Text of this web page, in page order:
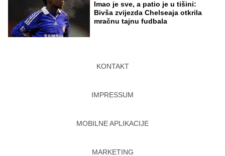
Imao je sve, a patio je u tišini:
Bivša zvijezda Chelseaja otkrila
mračnu tajnu fudbala
KONTAKT
IMPRESSUM
MOBILNE APLIKACIJE
MARKETING